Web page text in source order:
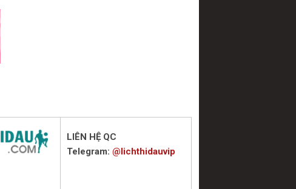
LIÊN HỆ QC
Telegram: @lichthidauvip